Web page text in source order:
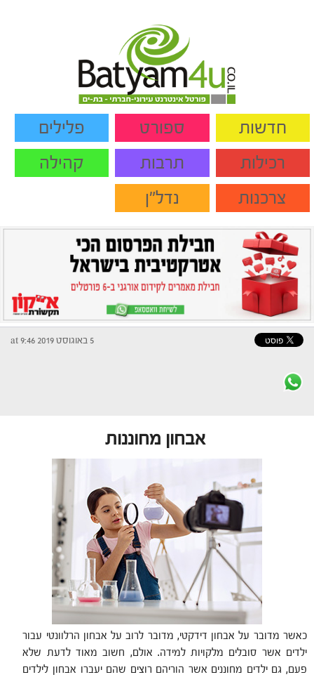
חדשות ספורט
פלילים
רכילות
תרבות
קהילה
צרכנות
נדל"ן
5 באוגוסט 2019 at 9:46
אבחון מחוננות
כאשר מדובר על אבחון דידקטי, מדובר לרוב על אבחון הרלוונטי עבור
ילדים אשר סובלים מלקויות למידה. אולם, חשוב מאוד לדעת שלא
פעם, גם ילדים מחוננים אשר הוריהם רוצים שהם יעברו אבחון לילדים